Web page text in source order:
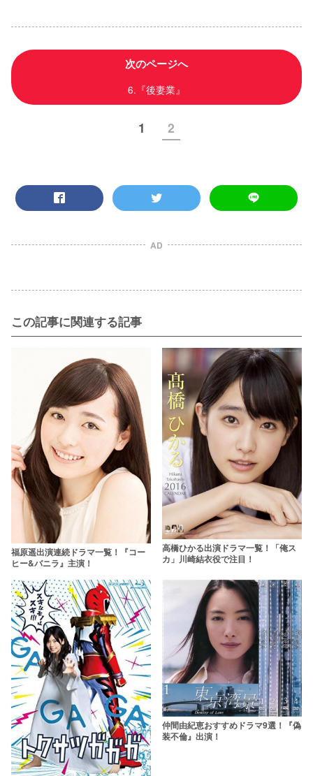
次のページへ
6.『後妻業』
1 2
AD
この記事に関連する記事
福原遥出演連続ドラマ一覧！『コー
ヒー&バニラ』主演！
高橋ひかる出演ドラマ一覧！「俺ス
カ」川崎結衣役で注目！
仲間由紀恵おすすめドラマ9選！『偽
装不倫』出演！